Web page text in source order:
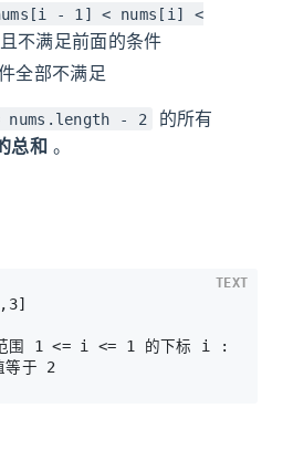
- 1] < nums[i] <
不满足前面的条件
全部不满足
nums.length - 2 的所有
总和 。
范围 1 <= i <= 1 的下标 i :
TEXT